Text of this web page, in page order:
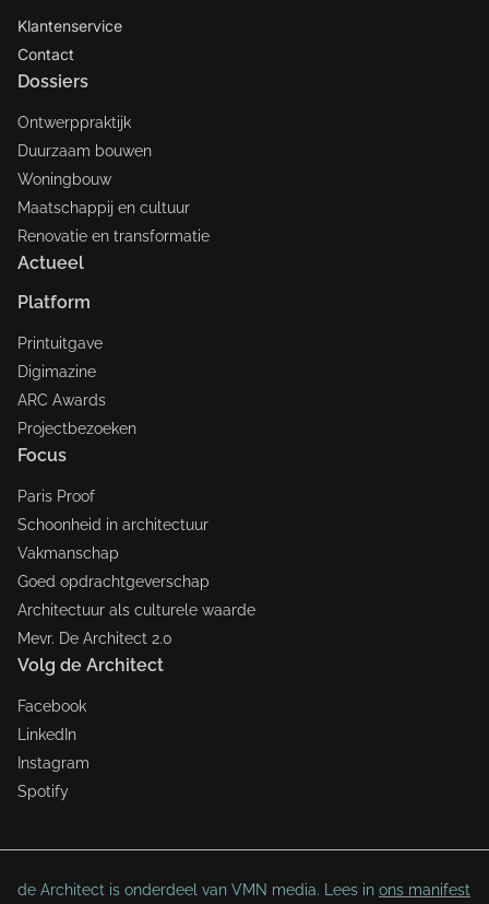
Klantenservice
Contact
Dossiers
Ontwerppraktijk
Duurzaam bouwen
Woningbouw
Maatschappij en cultuur
Renovatie en transformatie
Actueel
Platform
Printuitgave
Digimazine
ARC Awards
Projectbezoeken
Focus
Paris Proof
Schoonheid in architectuur
Vakmanschap
Goed opdrachtgeverschap
Architectuur als culturele waarde
Mevr. De Architect 2.0
Volg de Architect
Facebook
LinkedIn
Instagram
Spotify
de Architect is onderdeel van VMN media. Lees in ons manifest